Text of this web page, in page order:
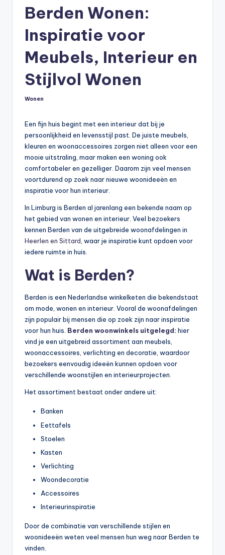
Berden Wonen:
Inspiratie voor
Meubels, Interieur en
Stijlvol Wonen
Geplaatst
Wonen
Een fijn huis begint met een interieur dat bij je
persoonlijkheid en levensstijl past. De juiste meubels,
kleuren en woonaccessoires zorgen niet alleen voor een
mooie uitstraling, maar maken een woning ook
comfortabeler en gezelliger. Daarom zijn veel mensen
voortdurend op zoek naar nieuwe woonideeën en
inspiratie voor hun interieur.
In Limburg is Berden al jarenlang een bekende naam op
het gebied van wonen en interieur. Veel bezoekers
kennen Berden van de uitgebreide woonafdelingen in
Heerlen en Sittard, waar je inspiratie kunt opdoen voor
iedere ruimte in huis.
Wat is Berden?
Berden is een Nederlandse winkelketen die bekendstaat
om mode, wonen en interieur. Vooral de woonafdelingen
zijn populair bij mensen die op zoek zijn naar inspiratie
voor hun huis. Berden woonwinkels uitgelegd: hier
vind je een uitgebreid assortiment aan meubels,
woonaccessoires, verlichting en decoratie, waardoor
bezoekers eenvoudig ideeën kunnen opdoen voor
verschillende woonstijlen en interieurprojecten.
Het assortiment bestaat onder andere uit:
Banken
Eettafels
Stoelen
Kasten
Verlichting
Woondecoratie
Accessoires
Interieurinspiratie
Door de combinatie van verschillende stijlen en
woonideeën weten veel mensen hun weg naar Berden te
vinden.